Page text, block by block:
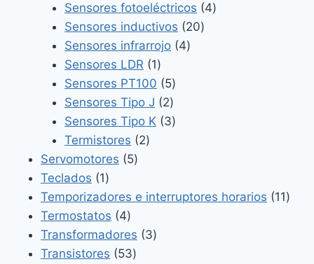
productos
Sensores fotoeléctricos 44
Sensores inductivos 2020
Sensores infrarrojo 44
Sensores LDR 11
producto
Sensores PT100 55
productos
Sensores Tipo J 22
productos
Sensores Tipo K 33
Termistores 22
Servomotores 55
Teclados 11
producto
Temporizadores e interruptores horarios 1111
Termostatos 44
productos
Transformadores 33
Transistores 5353